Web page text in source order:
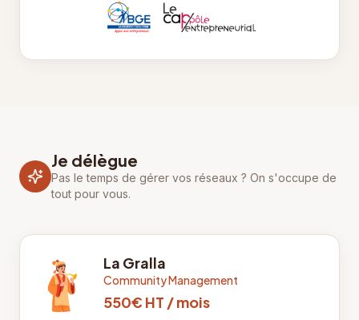
Je délègue
Pas le temps de gérer vos réseaux ? On s'occupe de
tout pour vous.
La Gralla
Community Management
550€ HT / mois